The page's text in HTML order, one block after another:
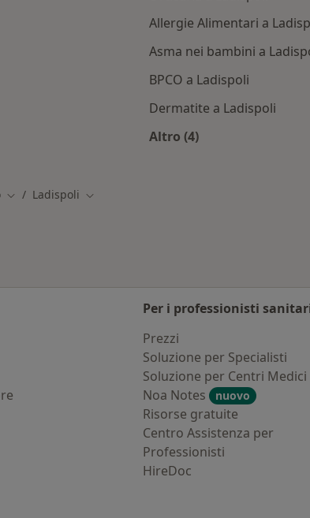
Allergie Alimentari a
Asma nei bambini a
BPCO a Ladispoli
Dermatite a Ladispoli
Altro (4)
Cambia città
Ladispoli Cambia città
Per i professionisti
Prezzi
Soluzione per Specialisti
Soluzione per Centri Medici
Noa Notes
nuovo
Risorse gratuite
Centro Assistenza per
Professionisti
HireDoc